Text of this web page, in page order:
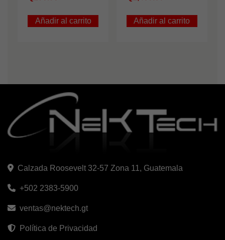
Añadir al carrito Añadir al carrito
Calzada Roosevelt 32-57 Zona 11, Guatemala
+502 2383-5900
ventas@nektech.gt
Política de Privacidad